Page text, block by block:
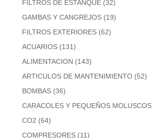
FILTROS DE ESTANQUE (32)
GAMBAS Y CANGREJOS (19)
FILTROS EXTERIORES (62)
ACUARIOS (131)
ALIMENTACION (143)
ARTICULOS DE MANTENIMIENTO (52)
BOMBAS (36)
CARACOLES Y PEQUEÑOS MOLUSCOS
CO2 (64)
COMPRESORES (11)